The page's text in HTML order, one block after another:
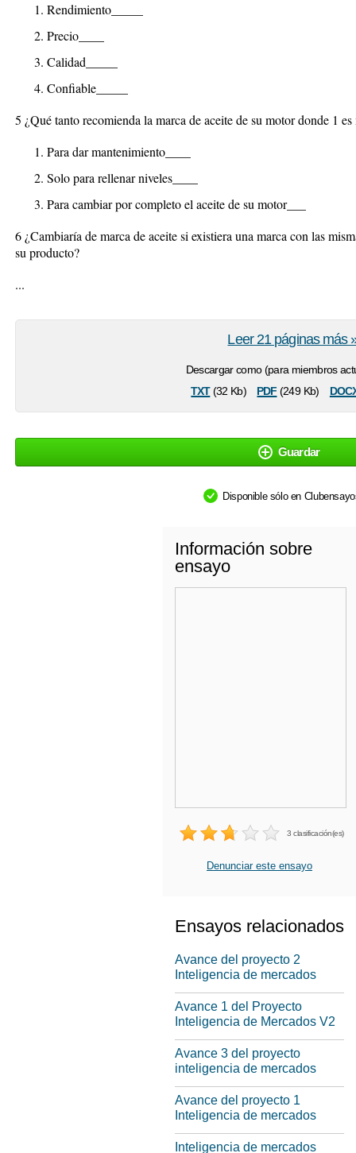
Rendimiento_____
Precio____
Calidad_____
Confiable_____
5 ¿Qué tanto recomienda la marca de aceite de su motor donde 1
Para dar mantenimiento____
Solo para rellenar niveles____
Para cambiar por completo el aceite de su motor___
6 ¿Cambiaría de marca de aceite si existiera una marca con las
su producto?
...
Descargar como (para miembros
txt(32 Kb) pdf (249 Kb)
Leer 21 páginas más
Guardar
Disponible sólo en
Información sobre
ensayo
3 clasificación(es)
Denunciar este ensayo
Ensayos relacionados
Avance del proyecto 2
Inteligencia de mercados
Avance 1 del Proyecto
Inteligencia de Mercados V2
Avance 3 del proyecto
inteligencia de mercados
Avance del proyecto 1
Inteligencia de mercados
Inteligencia de mercados